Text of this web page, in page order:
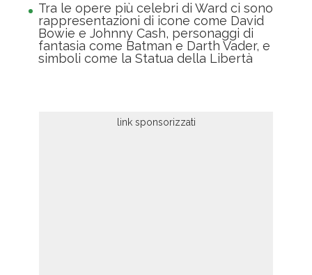
Tra le opere più celebri di Ward ci sono
rappresentazioni di icone come David
Bowie e Johnny Cash, personaggi di
fantasia come Batman e Darth Vader, e
simboli come la Statua della Libertà